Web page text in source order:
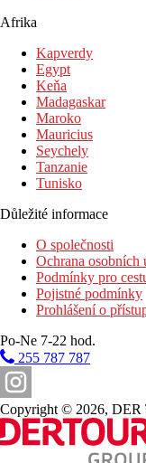
Afrika
Kapverdy
Egypt
Keňa
Madagaskar
Maroko
Mauricius
Seychely
Tanzanie
Tunisko
Důležité informace
O společnosti
Ochrana osobních
Podmínky pro
Pojistné podmínky
Prohlášení o
Po-Ne 7-22 hod.
255 787 787
Copyright © 2026, DER